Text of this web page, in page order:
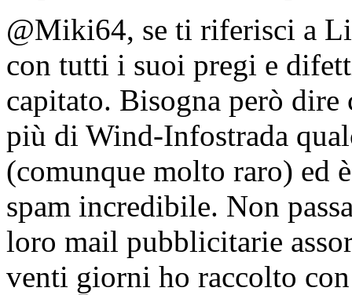
@Miki64, se ti riferisci a
con tutti i suoi pregi e
capitato. Bisogna però dire
più di Wind-Infostrada
(comunque molto raro) ed
spam incredibile. Non
loro mail pubblicitarie
venti giorni ho raccolto